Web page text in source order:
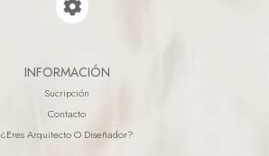
INFORMACIÓN
Sucripción
Contacto
¿eres Arquitecto O Diseñador?